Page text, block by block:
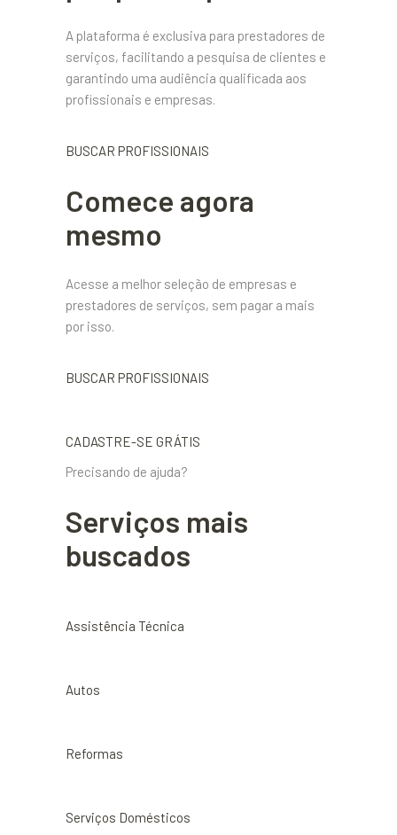
A plataforma é exclusiva para prestadores de
serviços, facilitando a pesquisa de clientes e
garantindo uma audiência qualificada aos
profissionais e empresas.
BUSCAR PROFISSIONAIS
Comece agora
mesmo
Acesse a melhor seleção de empresas e
prestadores de serviços, sem pagar a mais
por isso.
BUSCAR PROFISSIONAIS
CADASTRE-SE GRÁTIS
Precisando de ajuda?
Serviços mais
buscados
Assistência Técnica
Autos
Reformas
Serviços Domésticos